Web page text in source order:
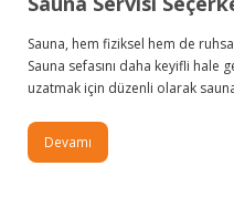
Sauna, hem fiziksel hem de
Sauna sefasını daha keyifli hale
uzatmak için düzenli olarak
Devamı